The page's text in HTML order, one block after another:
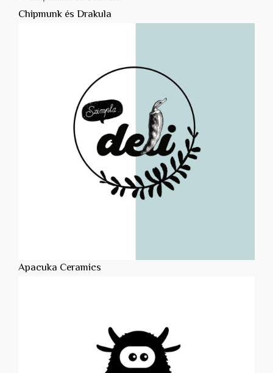
Chipmunk és Drakula
Apacuka Ceramics